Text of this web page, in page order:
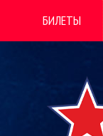
БИЛЕТЫ